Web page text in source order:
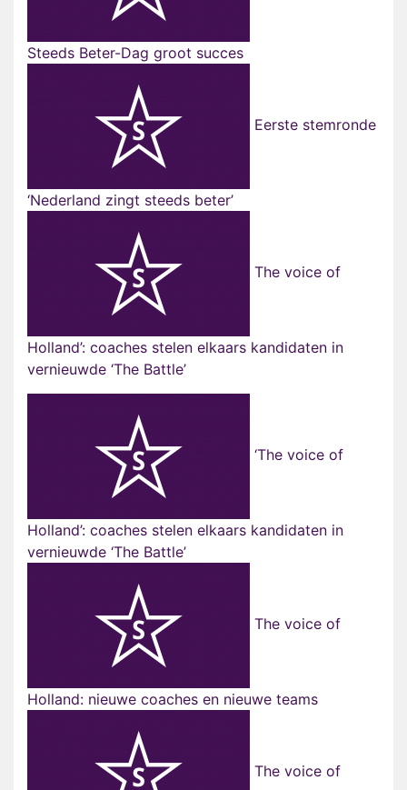
Steeds Beter-Dag groot succes
Eerste stemronde
‘Nederland zingt steeds beter’
The voice of
Holland’: coaches stelen elkaars kandidaten in
vernieuwde ‘The Battle’
‘The voice of
Holland’: coaches stelen elkaars kandidaten in
vernieuwde ‘The Battle’
The voice of
Holland: nieuwe coaches en nieuwe teams
The voice of